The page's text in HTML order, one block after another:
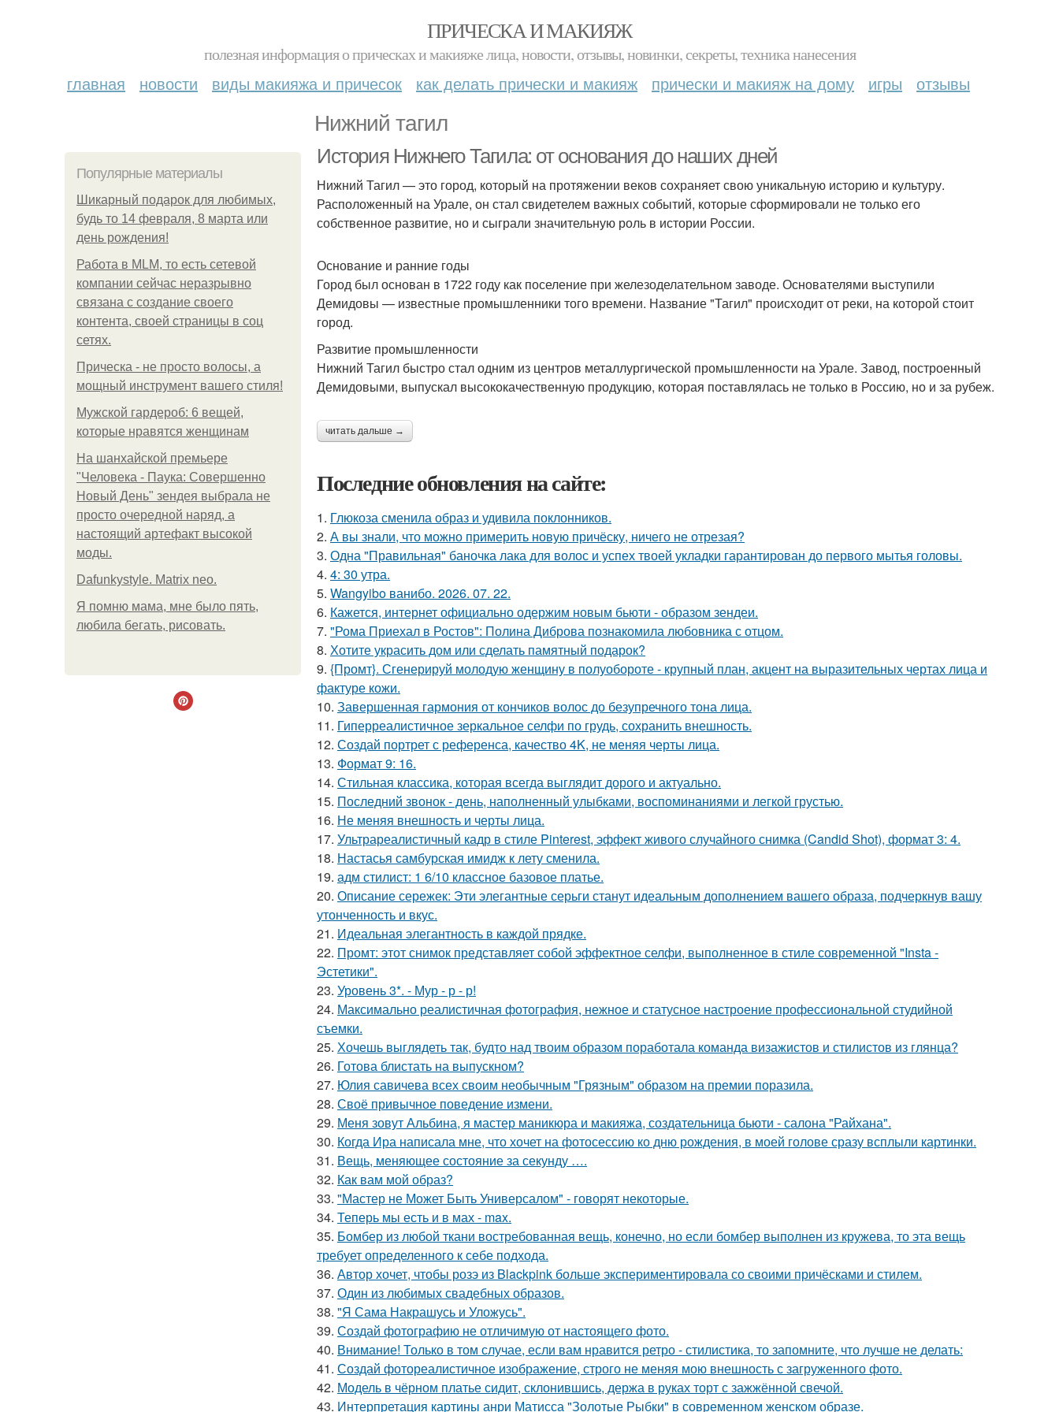
ПРИЧЕСКА И МАКИЯЖ
полезная информация о прическах и макияже лица, новости, отзывы, новинки, секреты, техника нанесения
главная новости виды макияжа и причесок как делать прически и макияж прически и макияж на дому игры отзывы
Нижний тагил
Популярные материалы
Шикарный подарок для любимых,
будь то 14 февраля, 8 марта или
день рождения!
Работа в MLM, то есть сетевой
компании сейчас неразрывно
связана с создание своего
контента, своей страницы в соц
сетях.
Прическа - не просто волосы, а
мощный инструмент вашего стиля!
Мужской гардероб: 6 вещей,
которые нравятся женщинам
На шанхайской премьере
"Человека - Паука: Совершенно
Новый День" зендея выбрала не
просто очередной наряд, а
настоящий артефакт высокой
моды.
Dafunkystyle. Matrix neo.
Я помню мама, мне было пять,
любила бегать, рисовать.
История Нижнего Тагила: от основания до наших дней
Нижний Тагил — это город, который на протяжении веков сохраняет свою уникальную историю и культуру.
Расположенный на Урале, он стал свидетелем важных событий, которые сформировали не только его
собственное развитие, но и сыграли значительную роль в истории России.
Основание и ранние годы
Город был основан в 1722 году как поселение при железоделательном заводе. Основателями выступили
Демидовы — известные промышленники того времени. Название "Тагил" происходит от реки, на которой стоит
город.
Развитие промышленности
Нижний Тагил быстро стал одним из центров металлургической промышленности на Урале. Завод, построенный
Демидовыми, выпускал высококачественную продукцию, которая поставлялась не только в Россию, но и за рубеж.
читать дальше →
Последние обновления на сайте:
1. Глюкоза сменила образ и удивила поклонников.
2. А вы знали, что можно примерить новую причёску, ничего не отрезая?
3. Одна "Правильная" баночка лака для волос и успех твоей укладки гарантирован до первого мытья головы.
4. 4: 30 утра.
5. Wangyibo ванибо. 2026. 07. 22.
6. Кажется, интернет официально одержим новым бьюти - образом зендеи.
7. "Рома Приехал в Ростов": Полина Диброва познакомила любовника с отцом.
8. Хотите украсить дом или сделать памятный подарок?
9. {Промт}. Сгенерируй молодую женщину в полуобороте - крупный план, акцент на выразительных чертах лица и
фактуре кожи.
10. Завершенная гармония от кончиков волос до безупречного тона лица.
11. Гиперреалистичное зеркальное селфи по грудь, сохранить внешность.
12. Создай портрет с референса, качество 4K, не меняя черты лица.
13. Формат 9: 16.
14. Стильная классика, которая всегда выглядит дорого и актуально.
15. Последний звонок - день, наполненный улыбками, воспоминаниями и легкой грустью.
16. Не меняя внешность и черты лица.
17. Ультрареалистичный кадр в стиле Pinterest, эффект живого случайного снимка (Candid Shot), формат 3: 4.
18. Настасья самбурская имидж к лету сменила.
19. адм стилист: 1 6/10 классное базовое платье.
20. Описание сережек: Эти элегантные серьги станут идеальным дополнением вашего образа, подчеркнув вашу
утонченность и вкус.
21. Идеальная элегантность в каждой прядке.
22. Промт: этот снимок представляет собой эффектное селфи, выполненное в стиле современной "Insta -
Эстетики".
23. Уровень 3*. - Мур - р - р!
24. Максимально реалистичная фотография, нежное и статусное настроение профессиональной студийной
съемки.
25. Хочешь выглядеть так, будто над твоим образом поработала команда визажистов и стилистов из глянца?
26. Готова блистать на выпускном?
27. Юлия савичева всех своим необычным "Грязным" образом на премии поразила.
28. Своё привычное поведение измени.
29. Меня зовут Альбина, я мастер маникюра и макияжа, создательница бьюти - салона "Райхана".
30. Когда Ира написала мне, что хочет на фотосессию ко дню рождения, в моей голове сразу всплыли картинки.
31. Вещь, меняющее состояние за секунду ….
32. Как вам мой образ?
33. "Мастер не Может Быть Универсалом" - говорят некоторые.
34. Теперь мы есть и в мах - max.
35. Бомбер из любой ткани востребованная вещь, конечно, но если бомбер выполнен из кружева, то эта вещь
требует определенного к себе подхода.
36. Автор хочет, чтобы розэ из Blackpink больше экспериментировала со своими причёсками и стилем.
37. Один из любимых свадебных образов.
38. "Я Сама Накрашусь и Уложусь".
39. Создай фотографию не отличимую от настоящего фото.
40. Внимание! Только в том случае, если вам нравится ретро - стилистика, то запомните, что лучше не делать:
41. Создай фотореалистичное изображение, строго не меняя мою внешность с загруженного фото.
42. Модель в чёрном платье сидит, склонившись, держа в руках торт с зажжённой свечой.
43. Интерпретация картины анри Матисса "Золотые Рыбки" в современном женском образе.